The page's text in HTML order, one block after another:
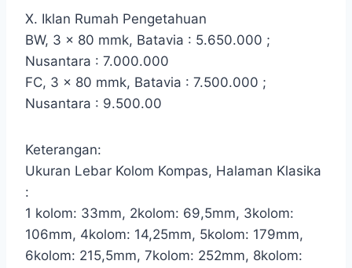
X. Iklan Rumah Pengetahuan
BW, 3 x 80 mmk, Batavia : 5.650.000 ;
Nusantara : 7.000.000
FC, 3 x 80 mmk, Batavia : 7.500.000 ;
Nusantara : 9.500.00
Keterangan:
Ukuran Lebar Kolom Kompas, Halaman Klasika
:
1 kolom: 33mm, 2kolom: 69,5mm, 3kolom:
106mm, 4kolom: 14,25mm, 5kolom: 179mm,
6kolom: 215,5mm, 7kolom: 252mm, 8kolom: